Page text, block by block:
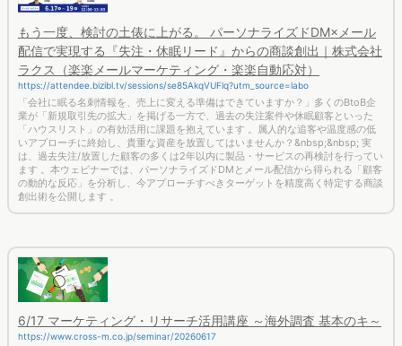
もう一度、検討の土俵に上がる。 パーソナライズドDM×メール
配信で実現する『失注・休眠リード』からの商談創出｜株式会社
ラクス（楽楽メールマーケティング・楽楽自動応対）
https://attendee.bizibl.tv/sessions/se85AkqVUFlq?utm_source=labo
「会社に眠る名刺情報を、売上に変える準備はできていますか？」多くのBtoB企
業が「新規取引先の拡大」を掲げる一方で、過去の失注案件や休眠顧客といった
「ハウスリスト」の有効活用に課題を抱えています 。属人的な追客や温度感の低
いアプローチに終始し、貴重な資産を放置してはいませんか？&nbsp;&nbsp; 実
は、過去失注/放置した顧客の多くは2年以内に製品・サービスの再検討を行ってい
ます 。本ウェビナーでは、パーソナライズドDMとメール配信から得られる「顧客
の動的な反応」を分析し、今アプローチすべきターゲットを精度高く特定する商談
創出術を公開します 。
6/17 マーケティング・リサーチ活用講座 ～海外調査 基本のキ～
https://www.cross-m.co.jp/seminar/20260617